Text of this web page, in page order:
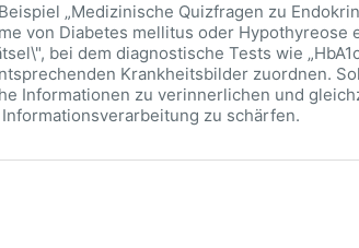
„Medizinische Quizfragen zu
von Diabetes mellitus oder Hypothyreose
bei dem diagnostische Tests wie
Krankheitsbilder zuordnen.
Informationen zu verinnerlichen und
zu schärfen.